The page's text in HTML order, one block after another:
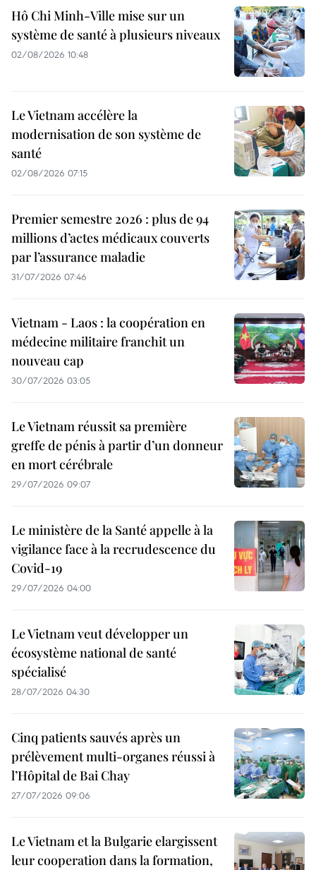
Hô Chi Minh-Ville mise sur un
système de santé à plusieurs niveaux
02/08/2026 10:48
Le Vietnam accélère la
modernisation de son système de
santé
02/08/2026 07:15
Premier semestre 2026 : plus de 94
millions d’actes médicaux couverts
par l’assurance maladie
31/07/2026 07:46
Vietnam - Laos : la coopération en
médecine militaire franchit un
nouveau cap
30/07/2026 03:05
Le Vietnam réussit sa première
greffe de pénis à partir d’un donneur
en mort cérébrale
29/07/2026 09:07
Le ministère de la Santé appelle à la
vigilance face à la recrudescence du
Covid-19
29/07/2026 04:00
Le Vietnam veut développer un
écosystème national de santé
spécialisé
28/07/2026 04:30
Cinq patients sauvés après un
prélèvement multi-organes réussi à
l’Hôpital de Bai Chay
27/07/2026 09:06
Le Vietnam et la Bulgarie elargissent
leur cooperation dans la formation,